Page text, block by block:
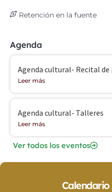
Retención en la fuente
Agenda
Agenda cultural- Recital de
Leer más
Agenda cultural- Talleres
Leer más
Ver todos los eventos